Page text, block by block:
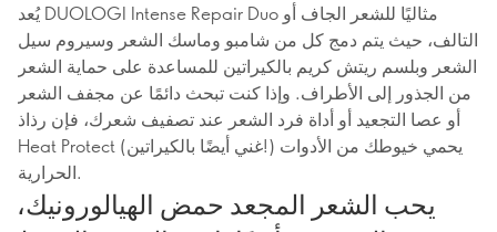
يُعد DUOLOGI Intense Repair Duo مثاليًا للشعر الجاف أو
التالف، حيث يتم دمج كل من شامبو وماسك الشعر وسيروم سيل
الشعر وبلسم ريتش كريم بالكيراتين للمساعدة على حماية الشعر
من الجذور إلى الأطراف. وإذا كنت تبحث دائمًا عن مجفف الشعر
أو عصا التجعيد أو أداة فرد الشعر عند تصفيف شعرك، فإن رذاذ
Heat Protect (غني أيضًا بالكيراتين!) يحمي خيوطك من الأدوات
الحرارية.
يحب الشعر المجعد حمض الهيالورونيك،